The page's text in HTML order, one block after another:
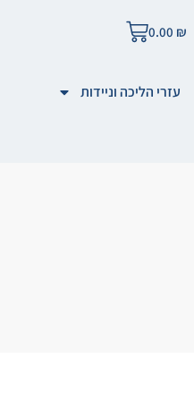
0.00 ₪
עזרי הליכה וניידות